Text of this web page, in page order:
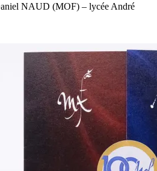
NAUD (MOF) – lycée André